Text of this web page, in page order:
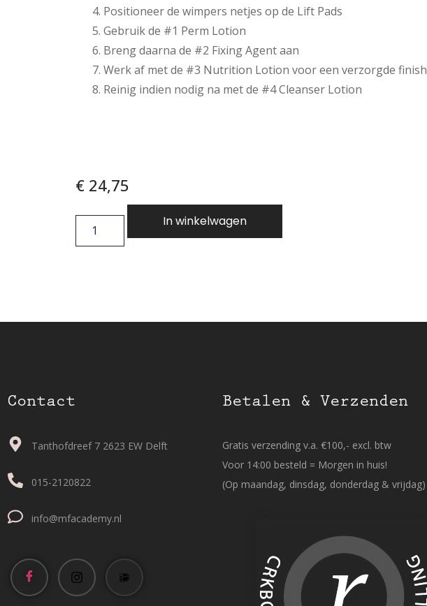
Positioneer de wimpers netjes op de Lift Pads
Gebruik de #1 Perm Lotion
Breng daarna de #2 Fixing Agent aan
Werk af met de #3 Nutrition Lotion voor een verzorgde finish
Reinig indien nodig na met de #4 Cleanser Lotion
€24,75
In winkelwagen
Contact
Tanthofdreef 7 2623 EW Delft
015-2120822
info@mfacademy.nl
Betalen & Verzenden
Gratis verzending v.a. €100,- excl. btw
Voor 14:00 besteld = Morgen in huis!
(Op maandag, dinsdag, donderdag & vrijdag)